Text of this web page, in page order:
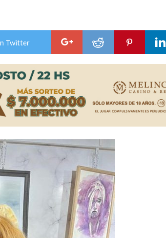
de golosinas para agasajar a los niños en su día
Twitter